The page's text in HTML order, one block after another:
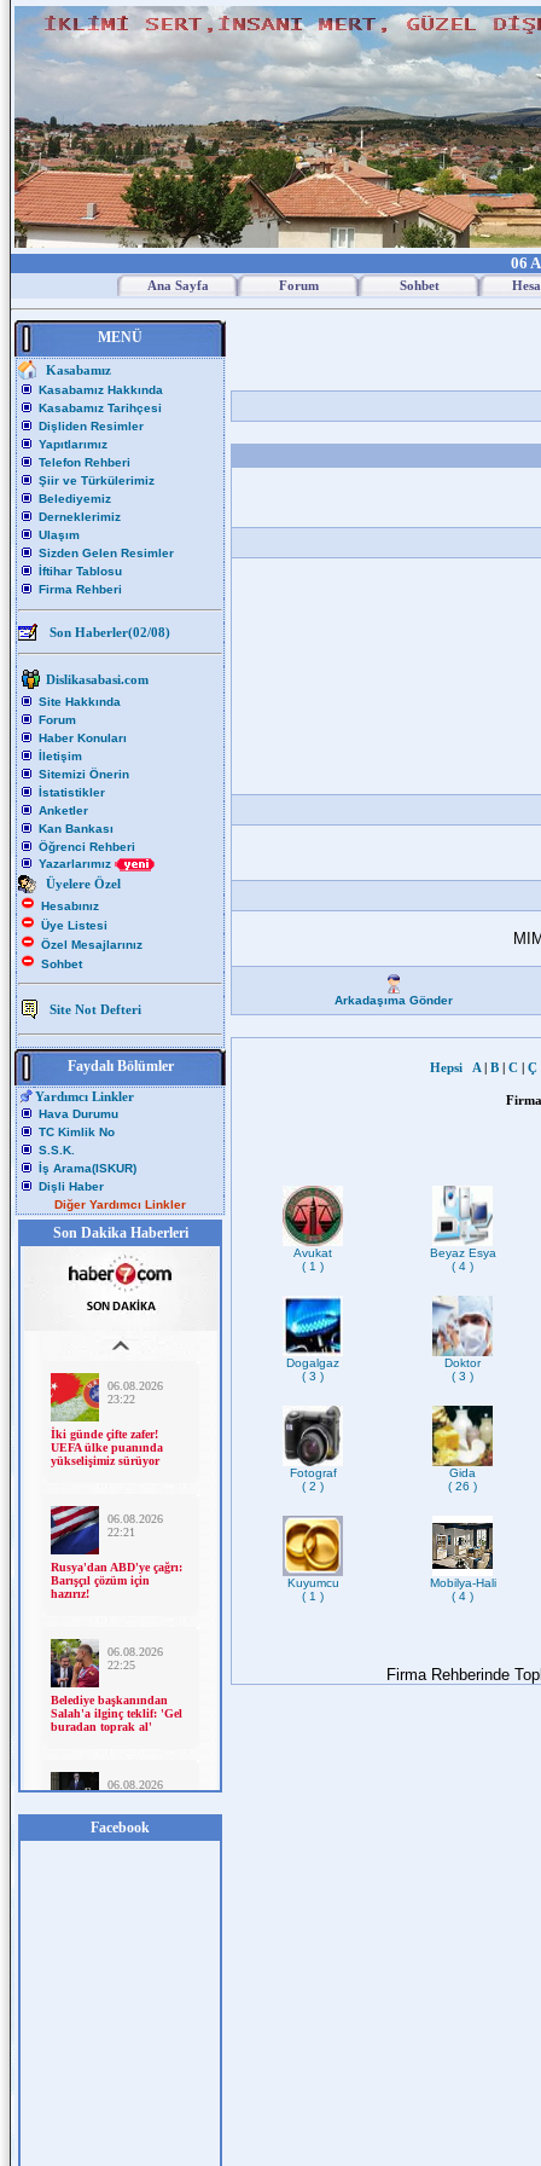
06
Ana Sayfa Forum Sohbet
MENÜ
Kasabamız
Kasabamız Hakkında
Kasabamız Tarihçesi
Dişliden Resimler
Yapıtlarımız
Telefon Rehberi
Şiir ve Türkülerimiz
Belediyemiz
Derneklerimiz
Ulaşım
Sizden Gelen Resimler
İftihar Tablosu
Firma Rehberi
Son Haberler(02/08)
Dislikasabasi.com
Site Hakkında
Forum
Haber Konuları
İletişim
Sitemizi Önerin
İstatistikler
Anketler
Kan Bankası
Öğrenci Rehberi
Yazarlarımız
Üyelere Özel
Hesabınız
Üye Listesi
Özel Mesajlarınız
Sohbet
Site Not Defteri
Faydalı Bölümler
Yardımcı Linkler
Hava Durumu
TC Kimlik No
S.S.K.
İş Arama(ISKUR)
Dişli Haber
Diğer Yardımcı Linkler
Son Dakika Haberleri
Facebook
Arkadaşıma Gönder
Hepsi A| B| C | Ç
Avukat
( 1 )
Beyaz Esya
( 4 )
Dogalgaz
( 3 )
Doktor
( 3 )
Fotograf
( 2 )
Gida
( 26 )
Kuyumcu
( 1 )
Mobilya-Hali
( 4 )
Firma Rehberinde